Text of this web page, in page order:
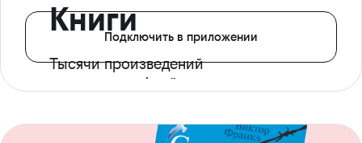
Книги
Тысячи произведений
с доступом офлайн
Подключить в приложении